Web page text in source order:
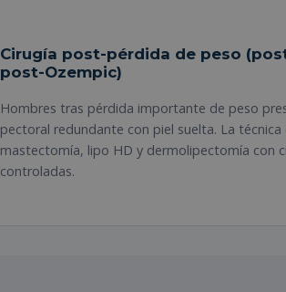
Cirugía post-pérdida de peso
post-Ozempic)
Hombres tras pérdida importante de peso
pectoral redundante con piel suelta. La técnica
mastectomía, lipo HD y dermolipectomía con
controladas.